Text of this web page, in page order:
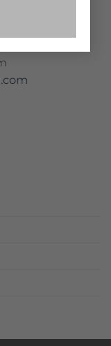
Ngãi, Việt Nam